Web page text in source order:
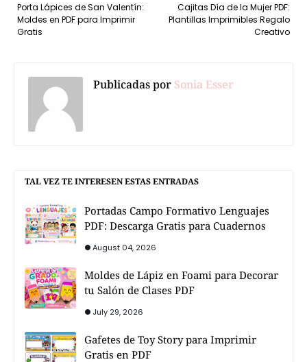
Cajitas Día de la Mujer PDF:
Plantillas Imprimibles Regalo
Creativo
Porta Lápices de San Valentín:
Moldes en PDF para Imprimir
Gratis
Publicadas por Sonia Esser
TAL VEZ TE INTERESEN ESTAS ENTRADAS
Portadas Campo Formativo Lenguajes
PDF: Descarga Gratis para Cuadernos
August 04, 2026
Moldes de Lápiz en Foami para Decorar
tu Salón de Clases PDF
July 29, 2026
Gafetes de Toy Story para Imprimir
Gratis en PDF